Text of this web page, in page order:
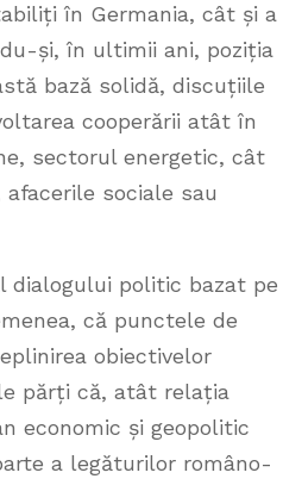
în Germania, cât și a
și, în ultimii ani, poziția
bază solidă, discuțiile
cooperării atât în
sectorul energetic, cât
sociale sau
dialogului politic bazat pe
că punctele de
obiectivelor
părți că, atât relația
economic și geopolitic
a legăturilor româno-